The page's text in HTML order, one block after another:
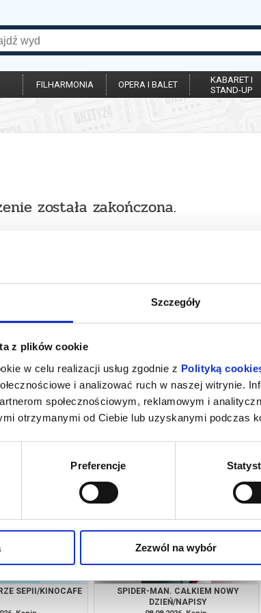
Szczegóły
z plików cookie
w celu realizacji usług zgodnie z Polityką
i analizować ruch w naszej witrynie.
społecznościowym, reklamowym i
otrzymanymi od Ciebie lub uzyskanymi podczas
Preferencje
Zezwól na wybór
FILHARMONIA OPERA I BALET
KABARET I
STAND-UP
została zakończona.
KINO CAFE
kup bilet
OSTATNI KONSJERŻ
kup bilet
SEPII/KINOCAFE
SPIDER-MAN. CAŁKIEM NOWY
DZIEŃ/NAPISY